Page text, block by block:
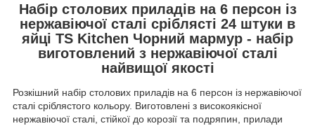
Набір столових приладів на 6 персон із
нержавіючої сталі сріблясті 24 штуки в
яйці TS Kitchen Чорний мармур - набір
виготовлений з нержавіючої сталі
найвищої якості
Розкішний набір столових приладів на 6 персон із нержавіючої
сталі сріблястого кольору. Виготовлені з високоякісної
нержавіючої сталі, стійкої до корозії та подряпин, прилади